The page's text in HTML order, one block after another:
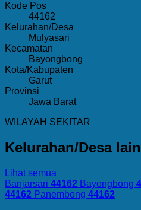
Kode Pos
44162
Kelurahan/Desa
Mulyasari
Kecamatan
Bayongbong
Kota/Kabupaten
Garut
Provinsi
Jawa Barat
WILAYAH SEKITAR
Kelurahan/Desa
Lihat semua
Banjarsari 44162 Bayongbong
44162 Panembong 44162